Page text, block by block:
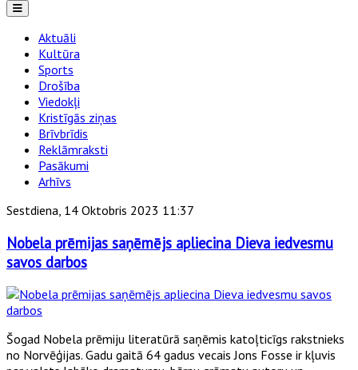
Aktuāli
Kultūra
Sports
Drošība
Viedokļi
Kristīgās ziņas
Brīvbrīdis
Reklāmraksti
Pasākumi
Arhīvs
Sestdiena, 14 Oktobris 2023 11:37
Nobela prēmijas saņēmējs apliecina Dieva iedvesmu
savos darbos
Šogad Nobela prēmiju literatūrā saņēmis katoļticīgs rakstnieks
no Norvēģijas. Gadu gaitā 64 gadus vecais Jons Fosse ir kļuvis